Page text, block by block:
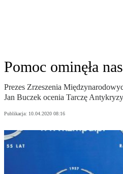
Pomoc ominęła
Prezes Zrzeszenia
Jan Buczek ocenia Tarczę
Publikacja: 10.04.2020 08:16